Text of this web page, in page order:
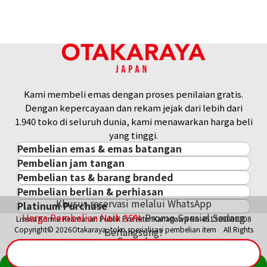
Khusus reservasi melalui WhatsApp
Harga Pembelian Naik35%Promo Spesial Sedang
Berlangsung!
Kami membeli emas dengan proses penilaian gratis.
Dengan kepercayaan dan rekam jejak dari lebih dari
1.940 toko di seluruh dunia, kami menawarkan harga beli
yang tinggi.
Pembelian emas & emas batangan
Pembelian emas & emas batangan
Emas Batangan / Gold Bar
Koin Emas
Harga Pasar Emas / Kurs Emas
Aksesoris Emas
Cincin Emas
Pembelian jam tangan
Pembelian jam tangan
ROLEX
PATEK PHILIPPE
AUDEMARS PIGUET
VACHERON CONSTANTIN
Pembelian tas & barang branded
Pembelian tas & barang branded
Cartier
LOUIS VUITTON
Hermès
Pembelian berlian & perhiasan
Pembelian berlian & perhiasan
Berlian
Zamrud
Platinum Purchase
Platinum
Lisensi Komisi Keamanan Publik Prefektur Kanagawa No.451380001308
Copyright© 2026Otakaraya, toko spesialisasi pembelian item All Rights
Reserved.